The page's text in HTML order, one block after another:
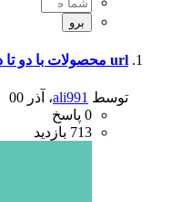
url محصولات با دو تا دسته بندی
توسط ali991، آذر 00
0 پاسخ
713 بازدید